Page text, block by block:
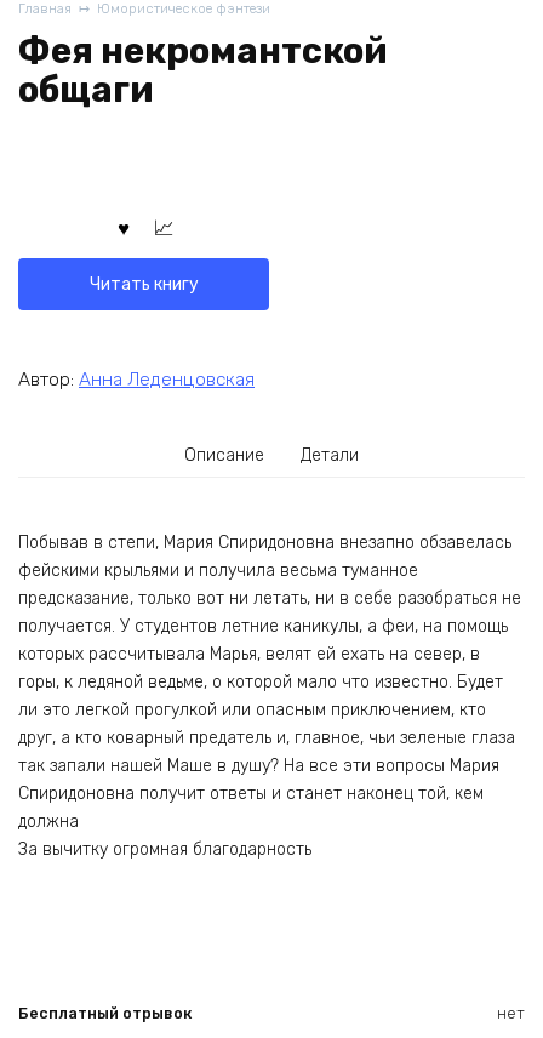
Главная Юмористическое фэнтези
Фея некромантской
общаги
Читать книгу
Автор: Анна Леденцовская
Описание Детали
Побывав в степи, Мария Спиридоновна внезапно обзавелась
фейскими крыльями и получила весьма туманное
предсказание, только вот ни летать, ни в себе разобраться не
получается. У студентов летние каникулы, а феи, на помощь
которых рассчитывала Марья, велят ей ехать на север, в
горы, к ледяной ведьме, о которой мало что известно. Будет
ли это легкой прогулкой или опасным приключением, кто
друг, а кто коварный предатель и, главное, чьи зеленые глаза
так запали нашей Маше в душу? На все эти вопросы Мария
Спиридоновна получит ответы и станет наконец той, кем
должна
За вычитку огромная благодарность
Бесплатный отрывок нет